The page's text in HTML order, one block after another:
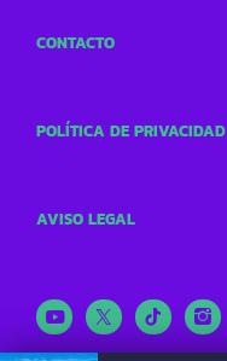
CONTACTO
POLÍTICA DE PRIVACIDAD
AVISO LEGAL